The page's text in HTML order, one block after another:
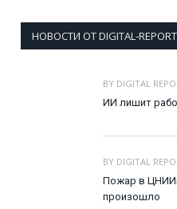
НОВОСТИ ОТ DIGITAL-REPORT
BY DIGITAL
ИИ лишит
BY DIGITAL
Пожар в
произошло